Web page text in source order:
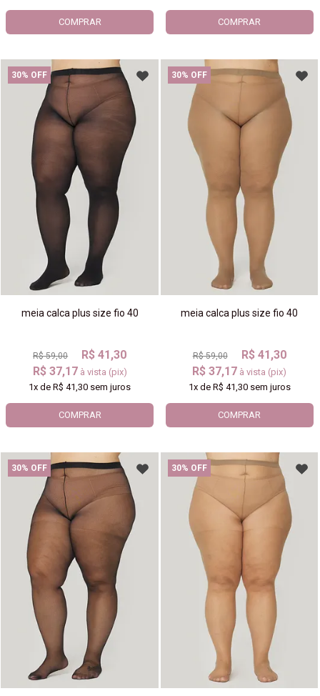
COMPRAR COMPRAR
30% OFF
meia calca plus size fio 40
R$ 59,00
R$ 41,30
R$ 37,17 à vista (pix)
1x deR$ 41,30 sem juros
COMPRAR
30% OFF
meia calca plus size fio 40
R$ 59,00
R$ 41,30
R$ 37,17 à vista (pix)
1xde R$ 41,30sem juros
COMPRAR
30% OFF 30% OFF